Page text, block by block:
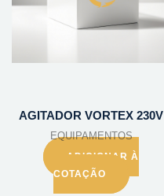
AGITADOR VORTEX 230V
EQUIPAMENTOS
ADICIONAR À
COTAÇÃO